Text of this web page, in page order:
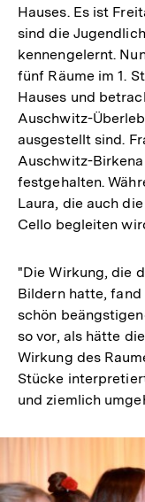
Hauses. Es ist
sind die
kennengelernt.
fünf Räume im 1.
Hauses und
Auschwitz-
ausgestellt sind.
Auschwitz-
festgehalten.
Laura, die auch
Cello begleiten
"Die Wirkung, die
Bildern hatte,
schön
so vor, als hätte
Wirkung des
Stücke
und ziemlich